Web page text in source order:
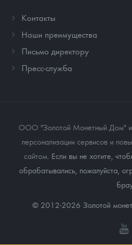
Контакты
Наши преимущества
Письмо директору
Пресс-служба
ООО "Золотой Монетный Дом"
персонализации сервисов и
сайтом. Если вы не хотите,
обрабатывались, пожалуйста,
© 2012-2026 Золотой